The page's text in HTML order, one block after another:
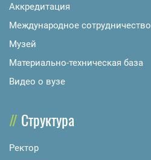
Аккредитация
Международное сотрудничество
Музей
Материально-техническая база
Видео о вузе
Структура
Ректор